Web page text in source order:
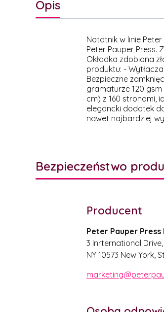
Opis
Notatnik w linie
Peter Pauper
Okładka zdobiona
produktu: -
Bezpieczne
gramaturze 120
cm) z 160 stronami,
elegancki dodatek
nawet najbardziej
Bezpieczeństwo
Producent
Peter Pauper Press
3 Inrternational
NY 10573 New York,